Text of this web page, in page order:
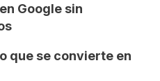
Google sin
que se convierte en